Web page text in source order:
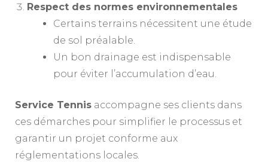
Respect des normes environnementales
Certains terrains nécessitent une étude
de sol préalable.
Un bon drainage est indispensable
pour éviter l’accumulation d’eau.
Service Tennis accompagne ses clients dans
ces démarches pour simplifier le processus et
garantir un projet conforme aux
réglementations locales.